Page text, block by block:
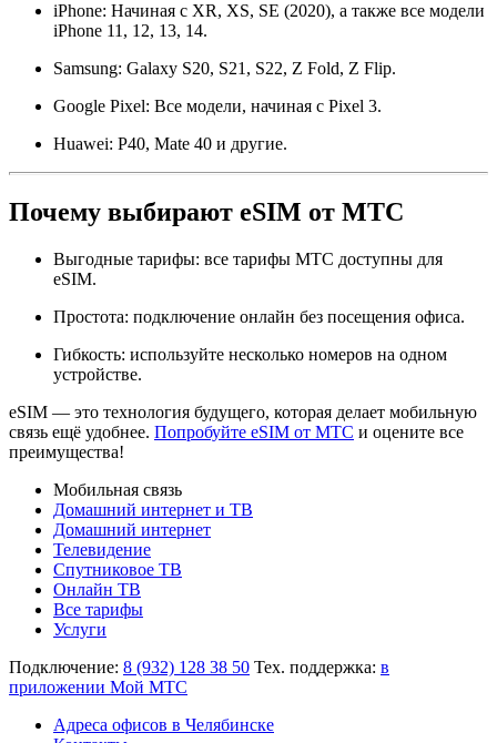
iPhone: Начиная с XR, XS, SE (2020), а также все модели
iPhone 11, 12, 13, 14.
Samsung: Galaxy S20, S21, S22, Z Fold, Z Flip.
Google Pixel: Все модели, начиная с Pixel 3.
Huawei: P40, Mate 40 и другие.
Почему выбирают eSIM от МТС
Выгодные тарифы: все тарифы МТС доступны для
eSIM.
Простота: подключение онлайн без посещения офиса.
Гибкость: используйте несколько номеров на одном
устройстве.
eSIM — это технология будущего, которая делает мобильную
связь ещё удобнее. Попробуйте eSIM от МТС и оцените все
преимущества!
Мобильная связь
Домашний интернет и ТВ
Домашний интернет
Телевидение
Спутниковое ТВ
Онлайн ТВ
Все тарифы
Услуги
Подключение: 8 (932) 128 38 50 Тех. поддержка: в
приложении Мой МТС
Адреса офисов в Челябинске